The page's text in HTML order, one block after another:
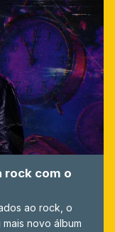
rock com o
ao rock, o
novo álbum